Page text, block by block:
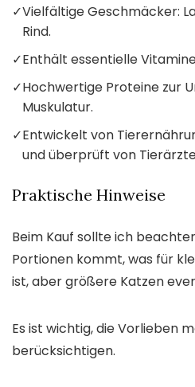
✓Vielfältige Geschmäcker:
Rind.
✓Enthält essentielle
✓Hochwertige Proteine zur
Muskulatur.
✓Entwickelt von
und überprüft von
Praktische Hinweise
Beim Kauf sollte ich
Portionen kommt, was für
ist, aber größere Katzen
Es ist wichtig, die Vorlieben
berücksichtigen.